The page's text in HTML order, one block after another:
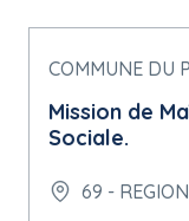
COMMUNE DU
Mission de
Sociale.
69 -